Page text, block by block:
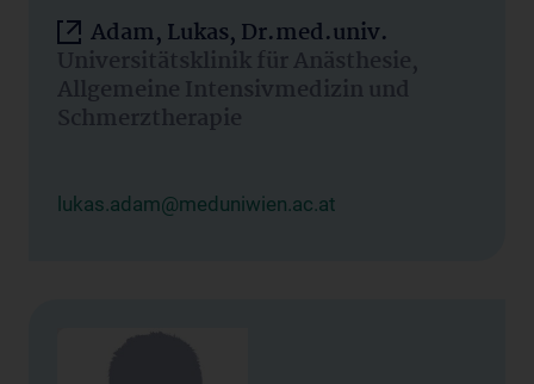
Adam, Lukas, Dr.med.univ.
Universitätsklinik für Anästhesie,
Allgemeine Intensivmedizin und
Schmerztherapie
lukas.adam@meduniwien.ac.at